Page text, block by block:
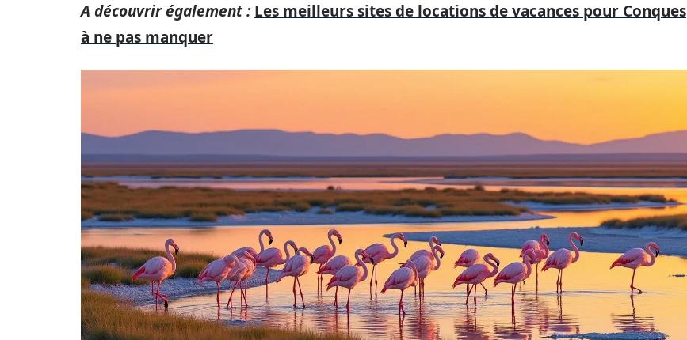
A découvrir également : Les meilleurs sites de locations de vacances pour Conques
à ne pas manquer